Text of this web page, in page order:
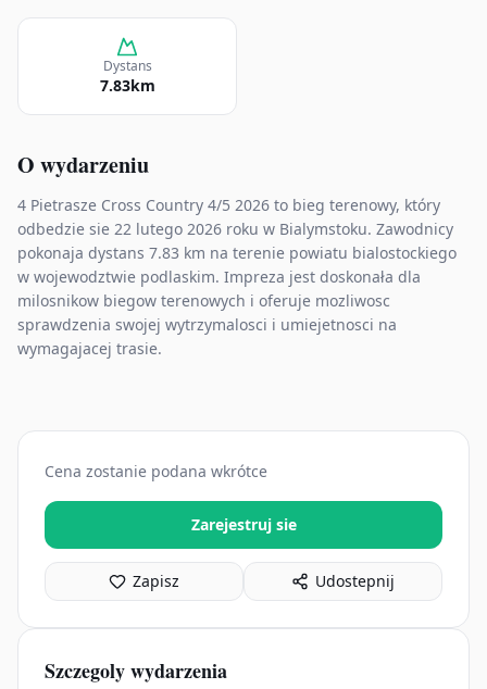
Dystans
7.83km
O wydarzeniu
4 Pietrasze Cross Country 4/5 2026 to bieg terenowy, który
odbedzie sie 22 lutego 2026 roku w Bialymstoku. Zawodnicy
pokonaja dystans 7.83 km na terenie powiatu bialostockiego
w wojewodztwie podlaskim. Impreza jest doskonała dla
milosnikow biegow terenowych i oferuje mozliwosc
sprawdzenia swojej wytrzymalosci i umiejetnosci na
wymagajacej trasie.
Cena zostanie podana wkrótce
Zarejestruj sie
Zapisz Udostepnij
Szczegoly wydarzenia